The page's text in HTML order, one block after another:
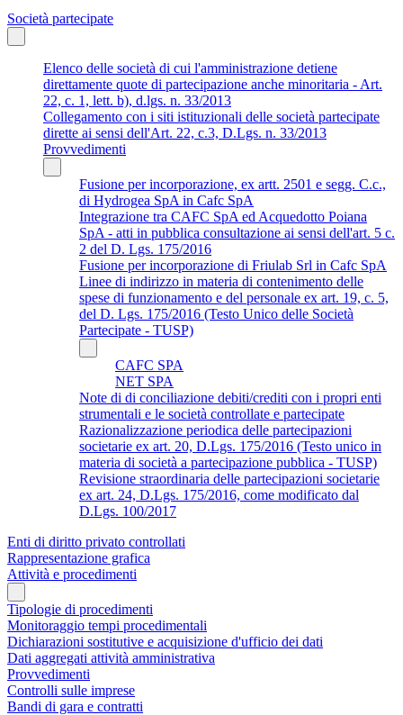
Società partecipate
Elenco delle società di cui l'amministrazione detiene
direttamente quote di partecipazione anche minoritaria - Art.
22, c. 1, lett. b), d.lgs. n. 33/2013
Collegamento con i siti istituzionali delle società partecipate
dirette ai sensi dell'Art. 22, c.3, D.Lgs. n. 33/2013
Provvedimenti
Fusione per incorporazione, ex artt. 2501 e segg. C.c.,
di Hydrogea SpA in Cafc SpA
Integrazione tra CAFC SpA ed Acquedotto Poiana
SpA - atti in pubblica consultazione ai sensi dell'art. 5 c.
2 del D. Lgs. 175/2016
Fusione per incorporazione di Friulab Srl in Cafc SpA
Linee di indirizzo in materia di contenimento delle
spese di funzionamento e del personale ex art. 19, c. 5,
del D. Lgs. 175/2016 (Testo Unico delle Società
Partecipate - TUSP)
CAFC SPA
NET SPA
Note di di conciliazione debiti/crediti con i propri enti
strumentali e le società controllate e partecipate
Razionalizzazione periodica delle partecipazioni
societarie ex art. 20, D.Lgs. 175/2016 (Testo unico in
materia di società a partecipazione pubblica - TUSP)
Revisione straordinaria delle partecipazioni societarie
ex art. 24, D.Lgs. 175/2016, come modificato dal
D.Lgs. 100/2017
Enti di diritto privato controllati
Rappresentazione grafica
Attività e procedimenti
Tipologie di procedimenti
Monitoraggio tempi procedimentali
Dichiarazioni sostitutive e acquisizione d'ufficio dei dati
Dati aggregati attività amministrativa
Provvedimenti
Controlli sulle imprese
Bandi di gara e contratti